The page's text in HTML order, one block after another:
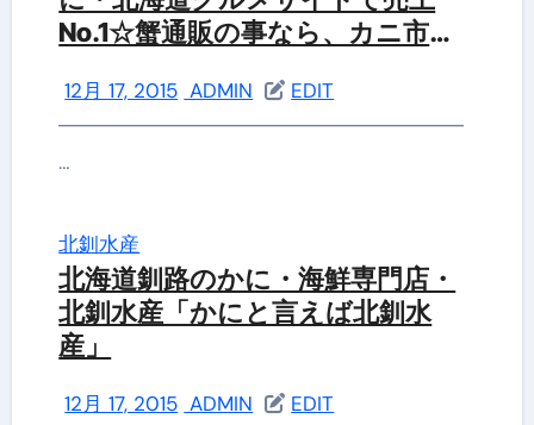
No.1☆蟹通販の事なら、カニ市場
蟹！「北国からの贈り物」
12月 17, 2015 ADMIN
EDIT
━━━━━━━━━━━━━━━━━━━━
…
北釧水産
北海道釧路のかに・海鮮専門店・
北釧水産「かにと言えば北釧水
産」
12月 17, 2015 ADMIN
EDIT